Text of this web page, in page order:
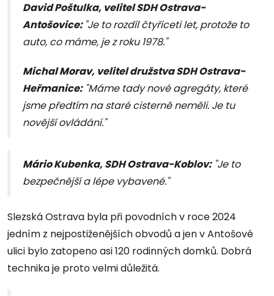
David Poštulka, velitel SDH Ostrava-
Antošovice: "Je to rozdíl čtyřiceti let, protože to
auto, co máme, je z roku 1978."
Michal Morav, velitel družstva SDH Ostrava-
Heřmanice:"Máme tady nové agregáty, které
jsme předtím na staré cisterně neměli. Je tu
novější ovládání."
Mário Kubenka, SDH Ostrava-Koblov:"Je to
bezpečnější a lépe vybavené."
Slezská Ostrava byla při povodních v roce 2024
jedním z nejpostiženějších obvodů a jen v Antošové
ulici bylo zatopeno asi 120 rodinných domků. Dobrá
technika je proto velmi důležitá.